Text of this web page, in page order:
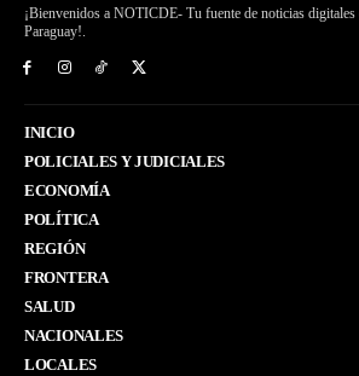
¡Bienvenidos a NOTICDE- Tu fuente de noticias digitales
Paraguay!.
INICIO
POLICIALES Y JUDICIALES
ECONOMÍA
POLÍTICA
REGIÓN
FRONTERA
SALUD
NACIONALES
LOCALES